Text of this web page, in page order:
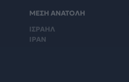
ΜΕΣΗ ΑΝΑΤΟΛΗ
ΙΣΡΑΗΛ
ΙΡΑΝ